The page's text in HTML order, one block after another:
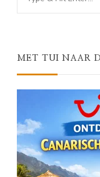
for
MET TUI NAAR